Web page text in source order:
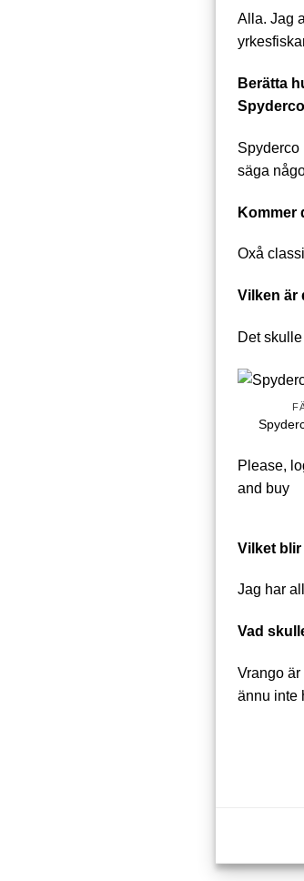
Alla. Jag
Berätta
Spyderco
säga
Kommer
Oxå
Vilken är
Det
+
Please,
and buy
Vilket
Jag har
Vad
Vrango
ännu inte